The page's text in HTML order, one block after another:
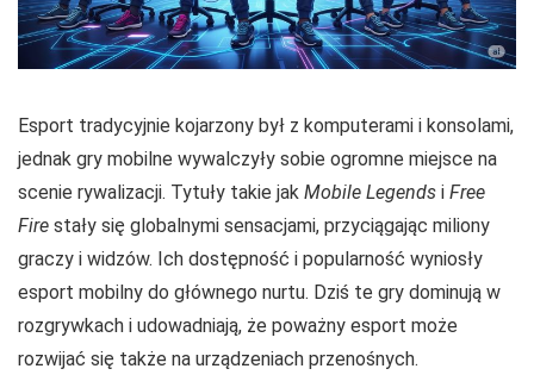
Esport tradycyjnie kojarzony był z komputerami i konsolami,
jednak gry mobilne wywalczyły sobie ogromne miejsce na
scenie rywalizacji. Tytuły takie jak Mobile Legends i Free
Fire stały się globalnymi sensacjami, przyciągając miliony
graczy i widzów. Ich dostępność i popularność wyniosły
esport mobilny do głównego nurtu. Dziś te gry dominują w
rozgrywkach i udowadniają, że poważny esport może
rozwijać się także na urządzeniach przenośnych.